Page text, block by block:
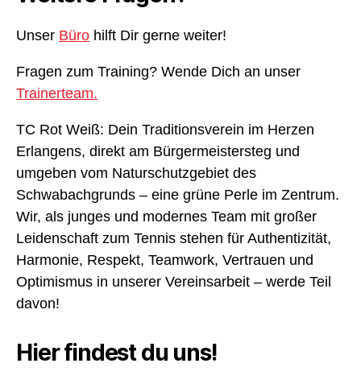
Unser Büro hilft Dir gerne weiter!
Fragen zum Training? Wende Dich an unser
Trainerteam.
TC Rot Weiß: Dein Traditionsverein im Herzen
Erlangens, direkt am Bürgermeistersteg und
umgeben vom Naturschutzgebiet des
Schwabachgrunds – eine grüne Perle im Zentrum.
Wir, als junges und modernes Team mit großer
Leidenschaft zum Tennis stehen für Authentizität,
Harmonie, Respekt, Teamwork, Vertrauen und
Optimismus in unserer Vereinsarbeit – werde Teil
davon!
Hier findest du uns!